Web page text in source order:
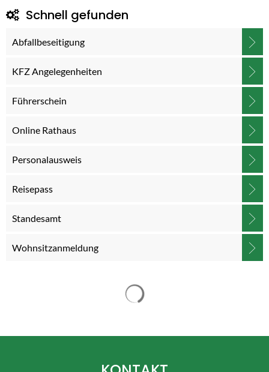
Schnell gefunden
Abfallbeseitigung
KFZ Angelegenheiten
Führerschein
Online Rathaus
Personalausweis
Reisepass
Standesamt
Wohnsitzanmeldung